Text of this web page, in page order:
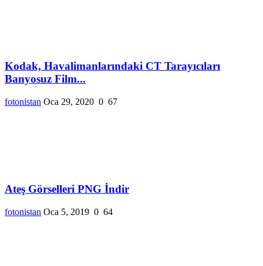
Kodak, Havalimanlarındaki CT Tarayıcıları
Banyosuz Film...
fotonistan Oca 29, 2020 0 67
Ateş Görselleri PNG İndir
fotonistan Oca 5, 2019 0 64